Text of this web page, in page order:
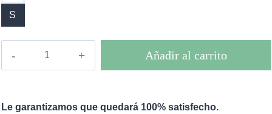
S
cantidad
Añadir al carrito
Le garantizamos que quedará 100% satisfecho.